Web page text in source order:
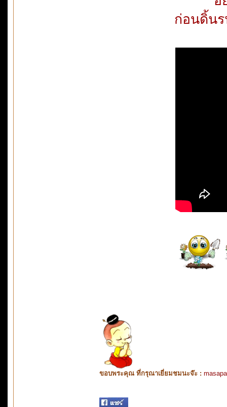
ก่อนดิ้นร
ขอบพระคุณ ที่กรุณาเยี่ยมชมนะจ๊ะ :